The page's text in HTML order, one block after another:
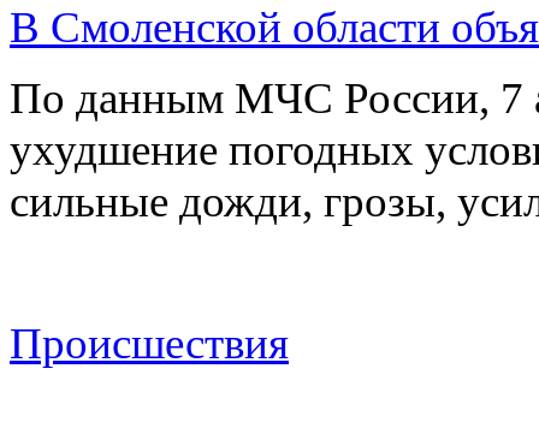
В Смоленской области
По данным МЧС России, 7
ухудшение погодных
сильные дожди, грозы,
Происшествия